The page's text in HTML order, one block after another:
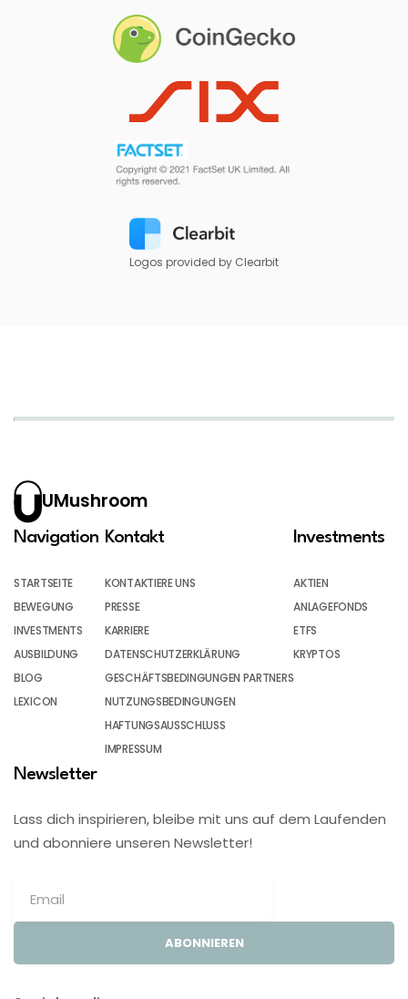
Logos provided by Clearbit
UMushroom
Navigation
STARTSEITE
BEWEGUNG
INVESTMENTS
AUSBILDUNG
BLOG
LEXICON
Kontakt
KONTAKTIERE UNS
PRESSE
KARRIERE
DATENSCHUTZERKLÄRUNG
GESCHÄFTSBEDINGUNGEN PARTNERS
NUTZUNGSBEDINGUNGEN
HAFTUNGSAUSSCHLUSS
IMPRESSUM
Investments
AKTIEN
ANLAGEFONDS
ETFS
KRYPTOS
Newsletter
Lass dich inspirieren, bleibe mit uns auf dem Laufenden
und abonniere unseren Newsletter!
ABONNIEREN